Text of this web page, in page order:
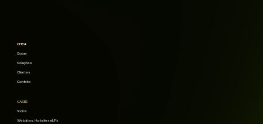
CH34
Sobre
Soluções
Clientes
Contato
CASES
Todos
Websites, Hotsites e LPs